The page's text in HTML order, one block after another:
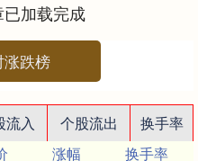
加载完成
跌榜
流入 个股流出
换手率
涨幅
换手率